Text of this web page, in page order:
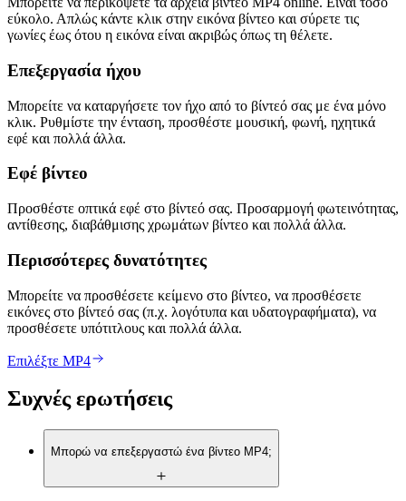
εύκολο. Απλώς κάντε κλικ στην εικόνα βίντεο και σύρετε τις
γωνίες έως ότου η εικόνα είναι ακριβώς όπως τη θέλετε.
Επεξεργασία ήχου
Μπορείτε να καταργήσετε τον ήχο από το βίντεό σας με ένα μόνο
κλικ. Ρυθμίστε την ένταση, προσθέστε μουσική, φωνή, ηχητικά
εφέ και πολλά άλλα.
Εφέ βίντεο
Προσθέστε οπτικά εφέ στο βίντεό σας. Προσαρμογή φωτεινότητας,
αντίθεσης, διαβάθμισης χρωμάτων βίντεο και πολλά άλλα.
Περισσότερες δυνατότητες
Μπορείτε να προσθέσετε κείμενο στο βίντεο, να προσθέσετε
εικόνες στο βίντεό σας (π.χ. λογότυπα και υδατογραφήματα), να
προσθέσετε υπότιτλους και πολλά άλλα.
Επιλέξτε MP4
Συχνές ερωτήσεις
Μπορώ να επεξεργαστώ ένα βίντεο MP4;